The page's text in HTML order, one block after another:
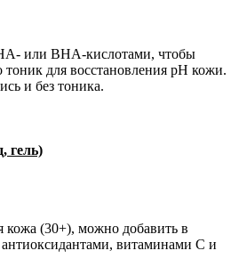
или BHA-кислотами, чтобы
для восстановления pH кожи.
и без тоника.
гель)
кожа (30+), можно добавить в
витаминами С и